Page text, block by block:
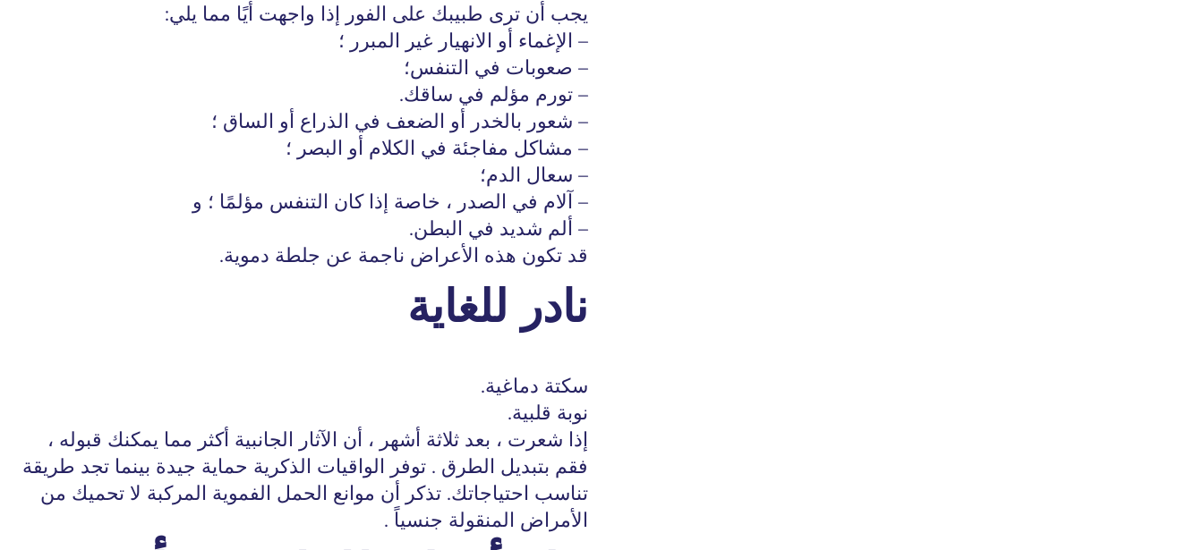
يجب أن ترى طبيبك على الفور إذا واجهت أيًا مما يلي:
– الإغماء أو الانهيار غير المبرر ؛
– صعوبات في التنفس؛
– تورم مؤلم في ساقك.
– شعور بالخدر أو الضعف في الذراع أو الساق ؛
– مشاكل مفاجئة في الكلام أو البصر ؛
– سعال الدم؛
– آلام في الصدر ، خاصة إذا كان التنفس مؤلمًا ؛ و
– ألم شديد في البطن.
قد تكون هذه الأعراض ناجمة عن جلطة دموية.
نادر للغاية
سكتة دماغية.
نوبة قلبية.
إذا شعرت ، بعد ثلاثة أشهر ، أن الآثار الجانبية أكثر مما يمكنك قبوله ،
فقم بتبديل الطرق . توفر الواقيات الذكرية حماية جيدة بينما تجد طريقة
تناسب احتياجاتك. تذكر أن موانع الحمل الفموية المركبة لا تحميك من
الأمراض المنقولة جنسياً .